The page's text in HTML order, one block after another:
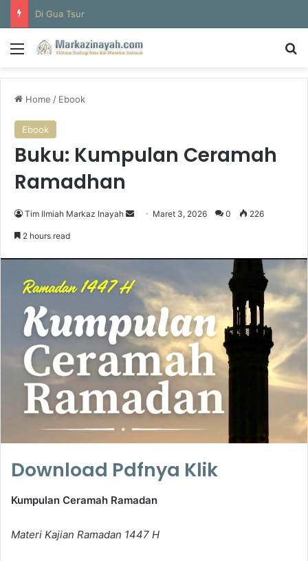
Di Gua Tsur
Menu
Home / Ebook
Ebook
Buku: Kumpulan Ceramah
Ramadhan
Tim Ilmiah Markaz Inayah
a
n
e
m
a
l
Maret 3, 2026 0 226
2 hours read
Download Pdfnya Klik
Kumpulan Ceramah Ramadan
Materi Kajian Ramadan 1447 H